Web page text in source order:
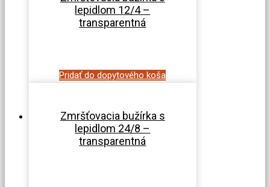
lepidlom 12/4 –
transparentná
Pridať do dopytového koša
Zmršťovacia bužírka s
lepidlom 24/8 –
transparentná